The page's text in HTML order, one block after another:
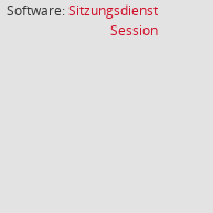
Software:Sitzungsdienst
Session(Wird in